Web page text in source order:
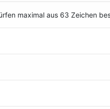
maximal aus 63 Zeichen